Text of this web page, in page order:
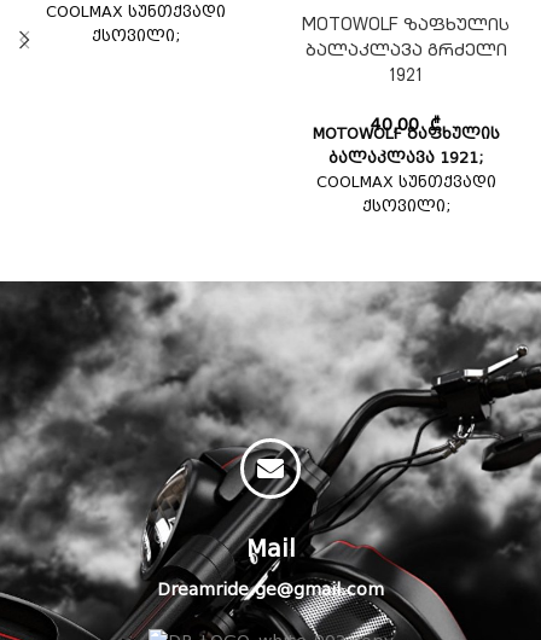
COOLMAX სუნთქვადი
ქსოვილი;
MOTOWOLF ზაფხულის
ბალაკლავა გრძელი
1921
40,00₾
MOTOWOLF ზაფხულის
ბალაკლავა 1921;
COOLMAX სუნთქვადი
ქსოვილი;
Mail
Dreamride.ge@gmail.com